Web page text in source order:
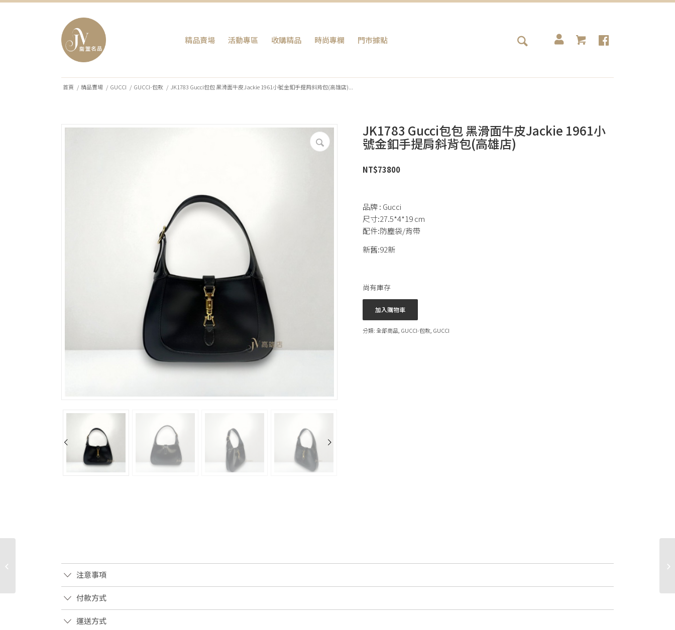
精品賣場 活動專區 收購精品 時尚專欄 門巿據點
首頁 / 精品賣場 / GUCCI / GUCCI-包款 / JK1783 Gucci包包 黑滑面牛皮Jackie 1961小號金釦手提肩斜背包(高雄店)...
JK1783 Gucci包包 黑滑面牛皮Jackie 1961小
號金釦手提肩斜背包(高雄店)
NT$73800
品牌 : Gucci
尺寸:27.5*4*19 cm
配件:防塵袋/背帶
新舊:92新
尚有庫存
加入購物車
分類:全部商品 GUCCI-包款 GUCCI
注意事項
付款方式
運送方式
內芭蕾粉2卡Rasalie零錢
包M62361(高雄�...